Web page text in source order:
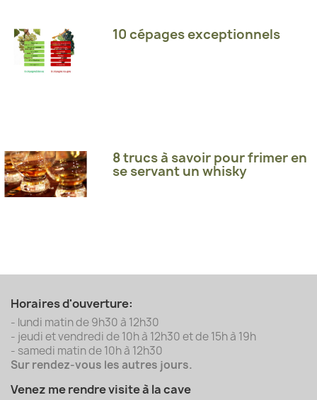
10 cépages exceptionnels
8 trucs à savoir pour frimer en
se servant un whisky
Horaires d'ouverture:
- lundi matin de 9h30 à 12h30
- jeudi et vendredi de 10h à 12h30 et de 15h à 19h
- samedi matin de 10h à 12h30
Sur rendez-vous les autres jours.
Venez me rendre visite à la cave